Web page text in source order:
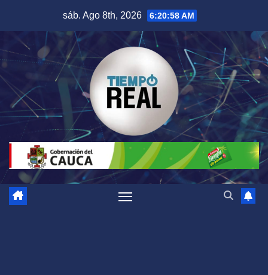
contenido
sáb. Ago 8th, 2026 6:20:59 AM